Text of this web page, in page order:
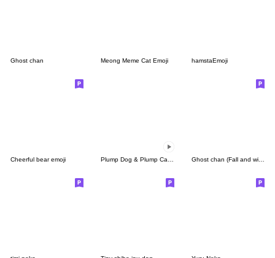
Ghost chan Meong Meme Cat Emoji hamstaEmoji
Cheerful bear emoji Ghost chan (Fall and winter)